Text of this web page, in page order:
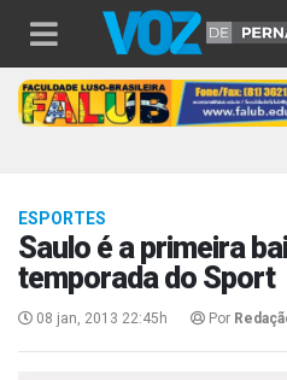
ESPORTES
Saulo é a primeira
temporada do Sport
08 jan, 2013 22:45h Por